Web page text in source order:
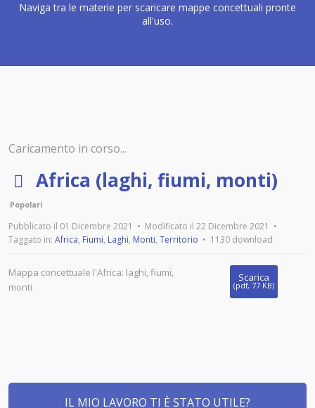
Naviga tra le materie per scaricare mappe concettuali pronte
all'uso.
Caricamento in corso...
p
d
f
Africa (laghi, fiumi, monti)
Popolari
Pubblicato il 01 Dicembre 2021
Modificato il 22 Dicembre 2021
Taggato in: Africa, Fiumi, Laghi, Monti, Territorio 1130 download
Scarica
(pdf, 77 KB)
Mappa concettuale l'Africa: laghi, fiumi,
monti
IL MIO LAVORO TI È STATO UTILE?